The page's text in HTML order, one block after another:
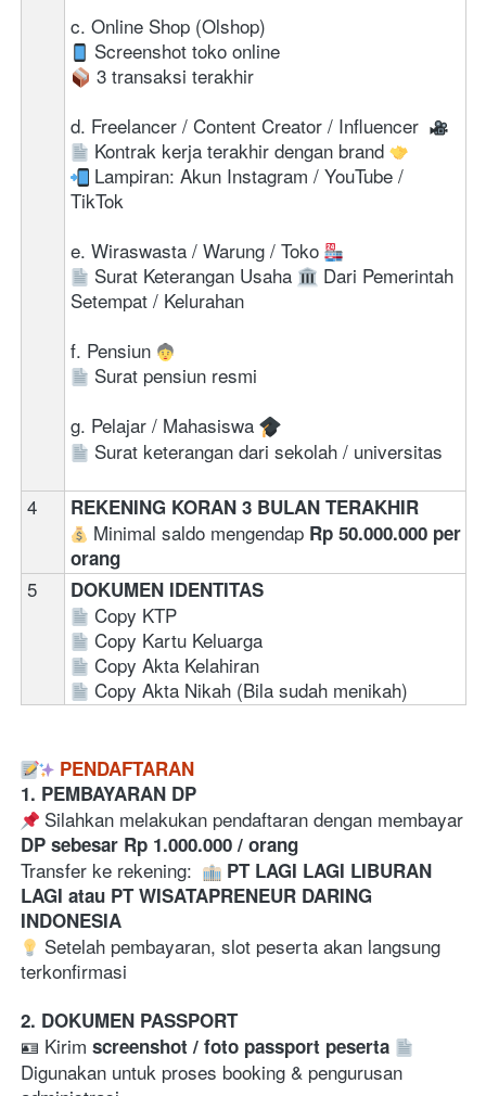
c. Online Shop (Olshop)
Screenshot toko online
3 transaksi terakhir
d. Freelancer / Content Creator / Influencer
Kontrak kerja terakhir dengan brand
Lampiran: Akun Instagram / YouTube /
TikTok
e. Wiraswasta / Warung / Toko
Surat Keterangan Usaha
Dari Pemerintah
Setempat / Kelurahan
f. Pensiun
Surat pensiun resmi
g. Pelajar / Mahasiswa
Surat keterangan dari sekolah / universitas
4 REKENING KORAN 3 BULAN TERAKHIR
Minimal saldo mengendap Rp 50.000.000 per
orang
5 DOKUMEN IDENTITAS
Copy KTP
Copy Kartu Keluarga
Copy Akta Kelahiran
Copy Akta Nikah (Bila sudah menikah)
PENDAFTARAN
1. PEMBAYARAN DP
DP sebesar Rp 1.000.000 / orang
Transfer ke rekening:
PT LAGI LAGI LIBURAN
LAGI atau PT WISATAPRENEUR DARING
INDONESIA
Setelah pembayaran, slot peserta akan langsung
terkonfirmasi
2. DOKUMEN PASSPORT
🪪 Kirim screenshot / foto passport peserta
Digunakan untuk proses booking & pengurusan